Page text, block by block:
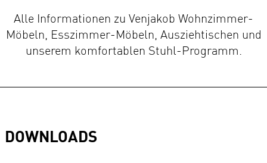
Alle Informationen zu Venjakob Wohnzimmer-
Möbeln, Esszimmer-Möbeln, Ausziehtischen und
unserem komfortablen Stuhl-Programm.
DOWNLOADS